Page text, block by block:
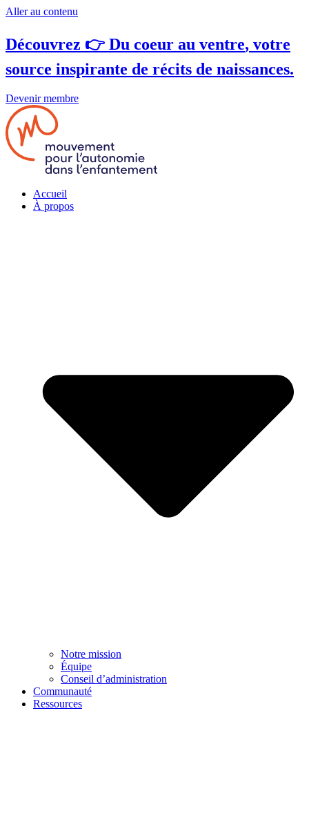
Aller au contenu
Découvrez 👉 Du coeur au ventre, votre
source inspirante de récits de naissances.
Devenir membre
Accueil
À propos
Notre mission
Équipe
Conseil d’administration
Communauté
Ressources